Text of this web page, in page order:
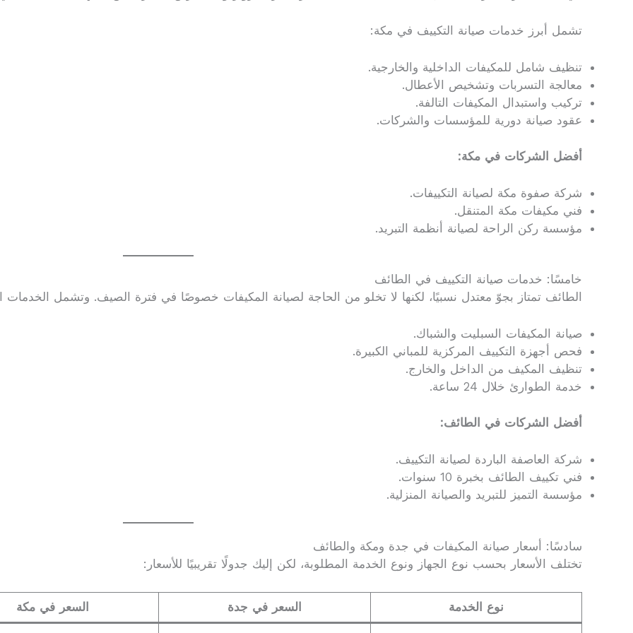
تشمل أبرز خدمات صيانة التكييف في مكة:
تنظيف شامل للمكيفات الداخلية والخارجية.
معالجة التسربات وتشخيص الأعطال.
تركيب واستبدال المكيفات التالفة.
عقود صيانة دورية للمؤسسات والشركات.
أفضل الشركات في مكة:
شركة صفوة مكة لصيانة التكييفات.
فني مكيفات مكة المتنقل.
مؤسسة ركن الراحة لصيانة أنظمة التبريد.
خامسًا: خدمات صيانة التكييف في الطائف
الطائف تمتاز بجوّ معتدل نسبيًا، لكنها لا تخلو من الحاجة لصيانة المكيفات خصوصًا في فترة الصيف. وتشمل الخدمات
صيانة المكيفات السبليت والشباك.
فحص أجهزة التكييف المركزية للمباني الكبيرة.
تنظيف المكيف من الداخل والخارج.
خدمة الطوارئ خلال 24 ساعة.
أفضل الشركات في الطائف:
شركة العاصفة الباردة لصيانة التكييف.
فني تكييف الطائف بخبرة 10 سنوات.
مؤسسة التميز للتبريد والصيانة المنزلية.
سادسًا: أسعار صيانة المكيفات في جدة ومكة والطائف
تختلف الأسعار بحسب نوع الجهاز ونوع الخدمة المطلوبة، لكن إليك جدولًا تقريبيًا للأسعار:
نوع الخدمة السعر في جدة السعر في مكة